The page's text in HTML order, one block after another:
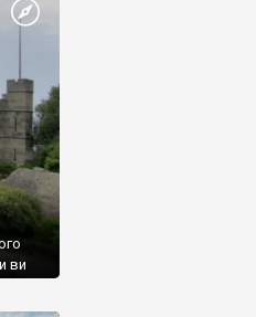
ви